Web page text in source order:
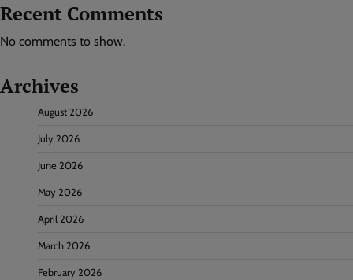
Recent Comments
No comments to show.
Archives
August 2026
July 2026
June 2026
May 2026
April 2026
March 2026
February 2026